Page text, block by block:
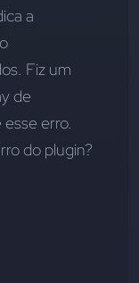
a
Fiz um
de
erro.
do plugin?